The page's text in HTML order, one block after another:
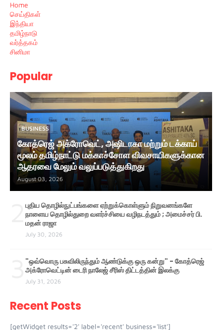
Home
செய்திகள்
இந்தியா
தமிழ்நாடு
வர்த்தகம்
சினிமா
Popular
BUSINESS
கோத்ரெஜ் அக்ரோவெட், அஷிடாகா மற்றும் டக்காய்
மூலம் தமிழ்நாட்டு மக்காச்சோள விவசாயிகளுக்கான
ஆதரவை மேலும் வலுப்படுத்துகிறது
August 03, 2026
புதிய தொழில்நுட்பங்களை ஏற்றுக்கொள்ளும் நிறுவனங்களே
நாளைய தொழில்துறை வளர்ச்சியை வழிநடத்தும் ; அமைச்சர் பி.
மதன் ராஜா
July 30, 2026
"ஒவ்வொரு பசுவிலிருந்தும் ஆண்டுக்கு ஒரு கன்று" - கோத்ரெஜ்
அக்ரோவெட்டின் டைரி நாலேஜ் சீரிஸ் திட்டத்தின் இலக்கு
July 31, 2026
Recent Posts
[getWidget results='2' label='recent' business='list']